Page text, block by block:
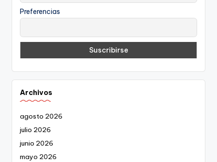
Preferencias
Archivos
agosto 2026
julio 2026
junio 2026
mayo 2026